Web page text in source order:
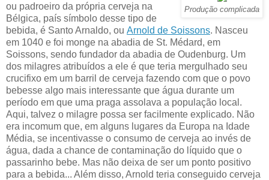
Produção complicada
ou padroeiro da própria cerveja na
Bélgica, país símbolo desse tipo de
bebida, é Santo Arnaldo, ou Arnold de Soissons. Nasceu
em 1040 e foi monge na abadia de St. Médard, em
Soissons, sendo fundador da abadia de Oudenburg. Um
dos milagres atribuídos a ele é que teria mergulhado seu
crucifixo em um barril de cerveja fazendo com que o povo
bebesse algo mais interessante que água durante um
período em que uma praga assolava a população local.
Aqui, talvez o milagre possa ser facilmente explicado. Não
era incomum que, em alguns lugares da Europa na Idade
Média, se incentivasse o consumo de cerveja ao invés de
água, dada a chance de contaminação do líquido que o
passarinho bebe. Mas não deixa de ser um ponto positivo
para a bebida... Além disso, Arnold teria conseguido cerveja